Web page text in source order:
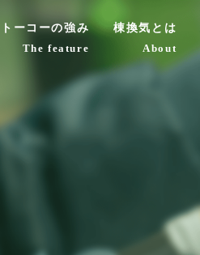
トーコーの強み
The feature
棟換気とは
About